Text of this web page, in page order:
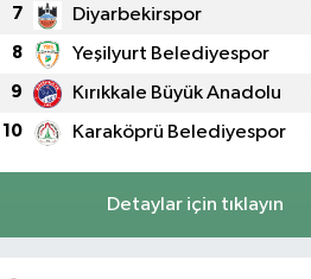
7 Diyarbekirspor
8 Yeşilyurt Belediyespor
9 Kırıkkale Büyük Anadolu
10 Karaköprü Belediyespor
Detaylar için tıklayın